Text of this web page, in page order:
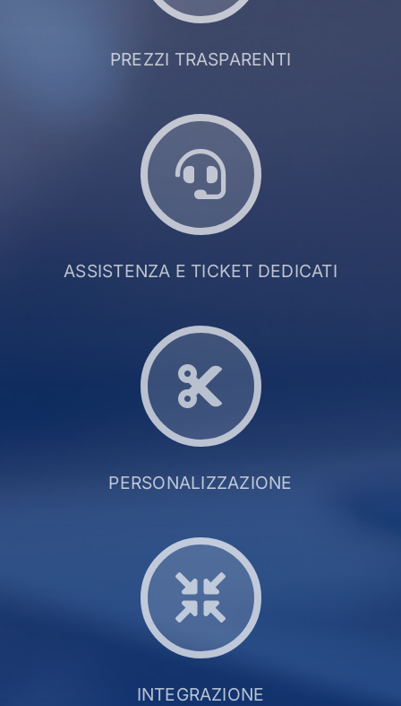
PREZZI TRASPARENTI
ASSISTENZA E TICKET DEDICATI
PERSONALIZZAZIONE
INTEGRAZIONE